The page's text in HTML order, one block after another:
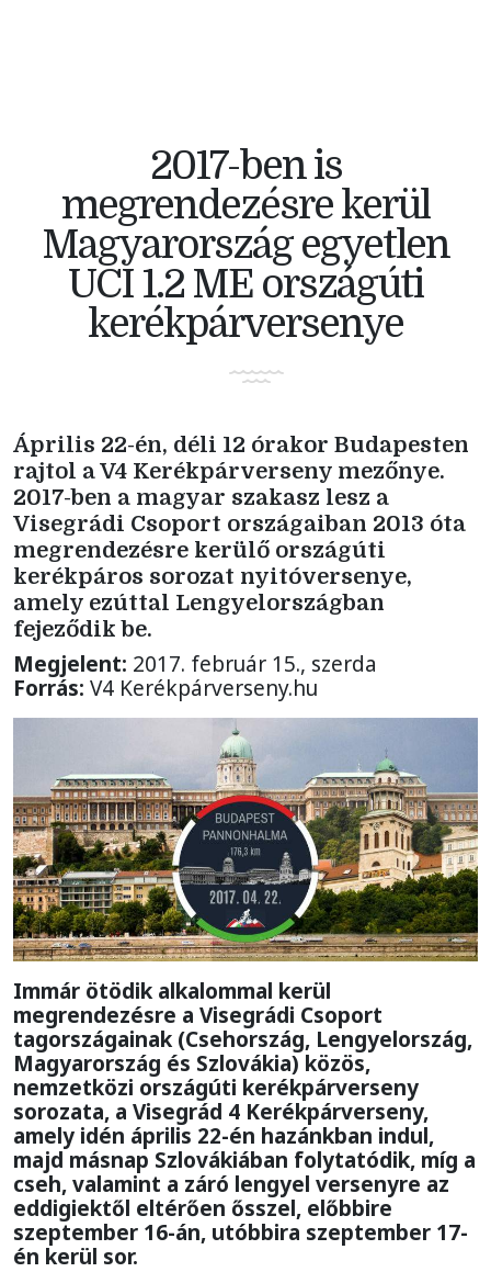
2017-ben is
megrendezésre kerül
Magyarország egyetlen
UCI 1.2 ME országúti
kerékpárversenye
Április 22-én, déli 12 órakor Budapesten
rajtol a V4 Kerékpárverseny mezőnye.
2017-ben a magyar szakasz lesz a
Visegrádi Csoport országaiban 2013 óta
megrendezésre kerülő országúti
kerékpáros sorozat nyitóversenye,
amely ezúttal Lengyelországban
fejeződik be.
Megjelent: 2017. február 15., szerda
Forrás: V4 Kerékpárverseny.hu
Immár ötödik alkalommal kerül
megrendezésre a Visegrádi Csoport
tagországainak (Csehország, Lengyelország,
Magyarország és Szlovákia) közös,
nemzetközi országúti kerékpárverseny
sorozata, a Visegrád 4 Kerékpárverseny,
amely idén április 22-én hazánkban indul,
majd másnap Szlovákiában folytatódik, míg a
cseh, valamint a záró lengyel versenyre az
eddigiektől eltérően ősszel, előbbire
szeptember 16-án, utóbbira szeptember 17-
én kerül sor.